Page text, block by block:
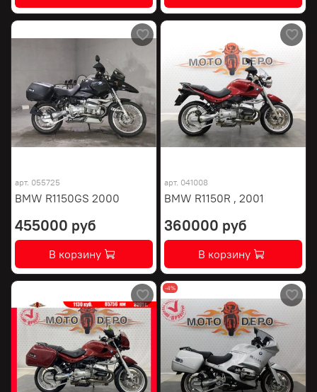
арт. 055725
BMW R1150GS 2000
455000 руб
В корзину
арт. 041008
BMW R1150R , 2001
360000 руб
В корзину
-4%